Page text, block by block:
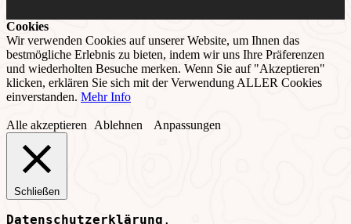
Cookies
Wir verwenden Cookies auf unserer Website, um Ihnen das
bestmögliche Erlebnis zu bieten, indem wir uns Ihre Präferenzen
und wiederholten Besuche merken. Wenn Sie auf "Akzeptieren"
klicken, erklären Sie sich mit der Verwendung ALLER Cookies
einverstanden. Mehr Info
Alle akzeptieren Ablehnen Anpassungen
Schließen
Datenschutzerklärung .